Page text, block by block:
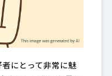
者にとって非常に魅